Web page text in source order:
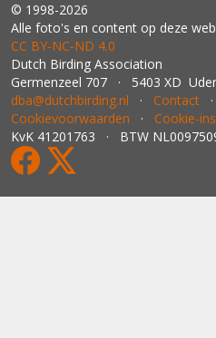
© 1998-2026
Alle foto's en content op deze
CC BY‑NC‑ND 4.0
Dutch Birding Association
Germenzeel 707 · 5403 XD
dba@dutchbirding.nl · Contact ·
Cookievoorwaarden · Cookie-
KvK 41201763 · BTW